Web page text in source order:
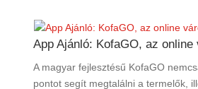
App Ajánló: KofaGO, az online
A magyar fejlesztésű KofaGO
pontot segít megtalálni a termelők,